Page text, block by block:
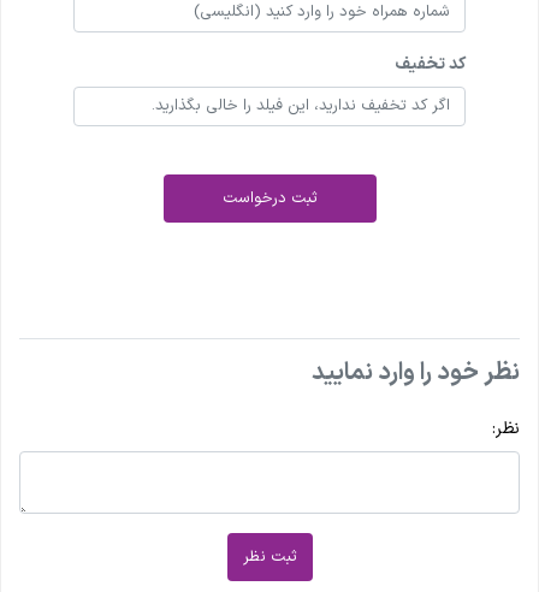
کد تخفیف
ثبت درخواست
نظر خود را وارد نمایید
نظر:
ثبت نظر